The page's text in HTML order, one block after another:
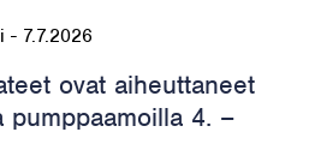
- 7.7.2026
ovat aiheuttaneet
pumppaamoilla 4. –